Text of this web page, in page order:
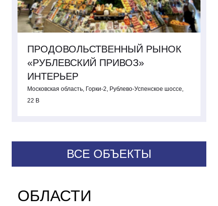
ПРОДОВОЛЬСТВЕННЫЙ РЫНОК
«РУБЛЕВСКИЙ ПРИВОЗ»
ИНТЕРЬЕР
Московская область, Горки-2, Рублево-Успенское шоссе,
22 В
ВСЕ ОБЪЕКТЫ
ОБЛАСТИ